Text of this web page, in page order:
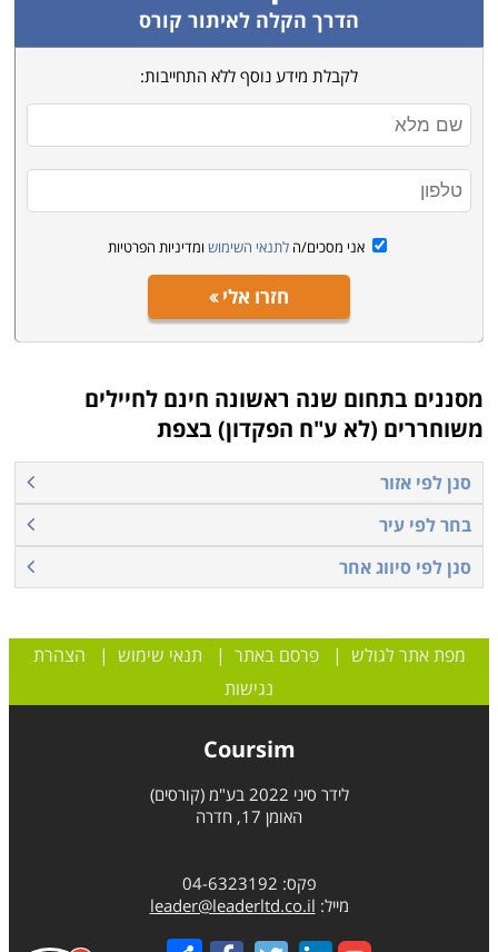
הדרך הקלה לאיתור קורס
לקבלת מידע נוסף ללא התחייבות:
אני מסכים/ה לתנאי השימוש ומדיניות הפרטיות
חזרו אלי
מסננים בתחום שנה ראשונה חינם לחיילים
משוחררים (לא ע"ח הפקדון) בצפת
סנן לפי אזור
בחר לפי עיר
סנן לפי סיווג אחר
מפת אתר לגולש |פרסם באתר | תנאי שימוש | הצהרת
נגישות
Coursim
לידר סיני 2022 בע"מ (קורסים)
האומן 17, חדרה
פקס: 04-6323192
מייל: leader@leaderltd.co.il